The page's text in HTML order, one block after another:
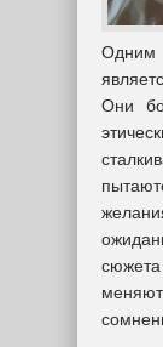
Одним
Они
сюжета